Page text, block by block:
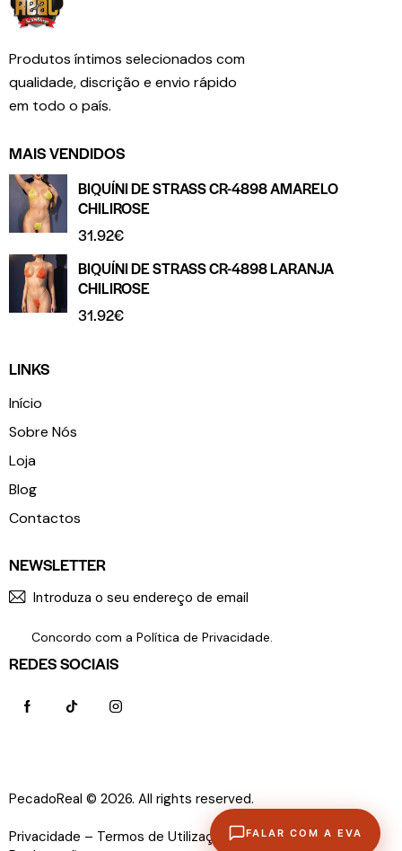
Produtos íntimos selecionados com
qualidade, discrição e envio rápido
em todo o país.
MAIS VENDIDOS
BIQUÍNI DE STRASS CR-4898 AMARELO
CHILIROSE
31.92€
BIQUÍNI DE STRASS CR-4898 LARANJA
CHILIROSE
31.92€
LINKS
Início
Sobre Nós
Loja
Blog
Contactos
NEWSLETTER
Concordo com a Política de Privacidade.
REDES SOCIAIS
PecadoReal © 2026. All rights reserved.
Privacidade – Termos de Utilização –Livro de
FALAR COM A EVA